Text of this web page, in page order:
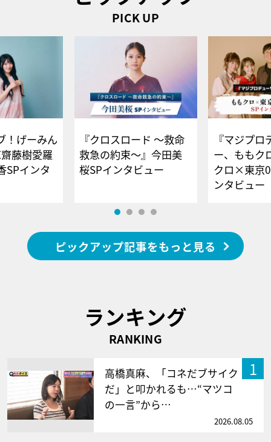
PICK UP
！げーみん
藤樹愛羅
SPインタ
『クロスロード ～救命
救急の約束～』今田美
桜SPインタビュー
『マジプロ
ー、ももク
クロ×東京
ンタビュー
ピックアップ記事をもっと見る
ランキング
RANKING
1
高橋真麻、「コネだブサイク
だ」と叩かれるも…“マツコ
の一言”から…
2026.08.05